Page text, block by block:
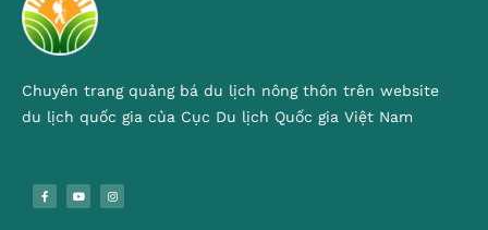
Chuyên trang quảng bá du lịch nông thôn trên website
du lịch quốc gia của Cục Du lịch Quốc gia Việt Nam